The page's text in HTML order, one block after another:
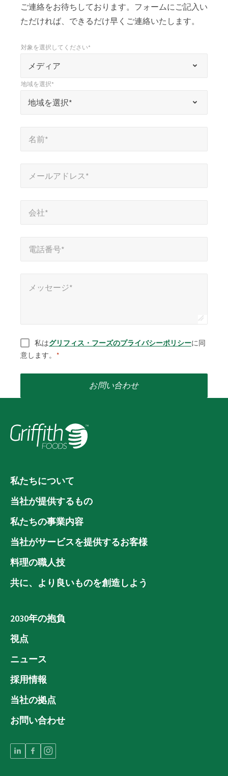
ご連絡をお待ちしております。フォームにご記入い
ただければ、できるだけ早くご連絡いたします。
」
メディア
対象を選択してください*
地域を選択*
地域を選択*
名前*
メールアドレス*
会社*
電話番号*
メッセージ*
同意
*
私はグリフィス・フーズのプライバシーポリシーに同
意します。 *
お問い合わせ
私たちについて
当社が提供するもの
私たちの事業内容
当社がサービスを提供するお客様
料理の職人技
共に、より良いものを創造しよう
2030年の抱負
視点
ニュース
採用情報
当社の拠点
お問い合わせ